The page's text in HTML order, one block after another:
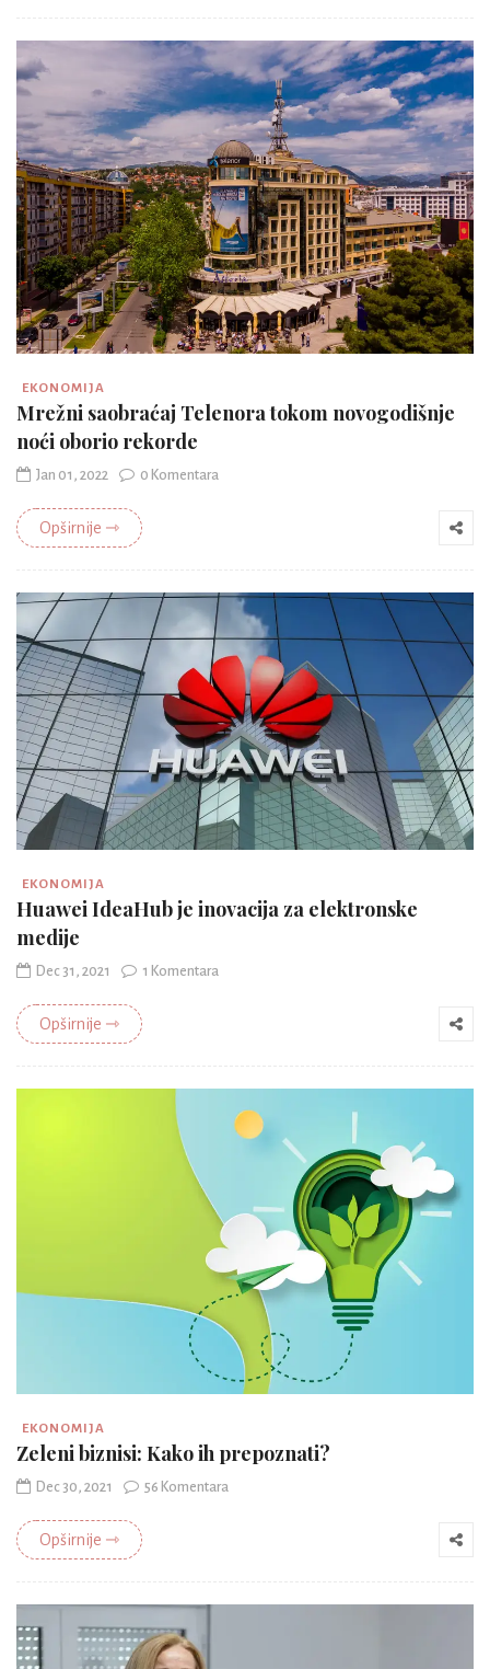
EKONOMIJA
Mrežni saobraćaj Telenora tokom novogodišnje
noći oborio rekorde
Jan 01, 2022 0 Komentara
Opširnije ⇾
EKONOMIJA
Huawei IdeaHub je inovacija za elektronske
medije
Dec 31, 2021 1 Komentara
Opširnije ⇾
EKONOMIJA
Zeleni biznisi: Kako ih prepoznati?
Dec 30, 2021 56 Komentara
Opširnije ⇾